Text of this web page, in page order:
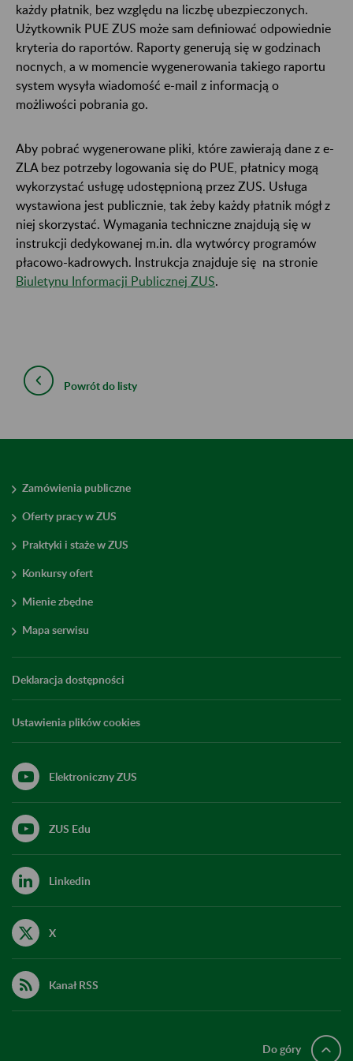
każdy płatnik, bez względu na liczbę ubezpieczonych.
Użytkownik PUE ZUS może sam definiować odpowiednie
kryteria do raportów. Raporty generują się w godzinach
nocnych, a w momencie wygenerowania takiego raportu
system wysyła wiadomość e-mail z informacją o
możliwości pobrania go.
Aby pobrać wygenerowane pliki, które zawierają dane z e-
ZLA bez potrzeby logowania się do PUE, płatnicy mogą
wykorzystać usługę udostępnioną przez ZUS. Usługa
wystawiona jest publicznie, tak żeby każdy płatnik mógł z
niej skorzystać. Wymagania techniczne znajdują się w
instrukcji dedykowanej m.in. dla wytwórcy programów
płacowo-kadrowych. Instrukcja znajduje się na stronie
Biuletynu Informacji Publicznej ZUS.
Powrót do listy
Zamówienia publiczne
Oferty pracy w ZUS
Praktyki i staże w ZUS
Konkursy ofert
Mienie zbędne
Mapa serwisu
Deklaracja dostępności
Ustawienia plików cookies
Elektroniczny ZUS
ZUS Edu
Linkedin
X
Kanał RSS
Do góry